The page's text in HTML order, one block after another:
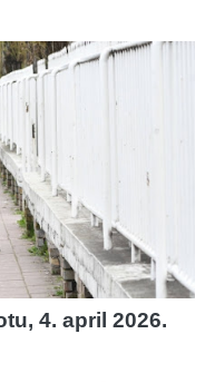
4. april 2026.